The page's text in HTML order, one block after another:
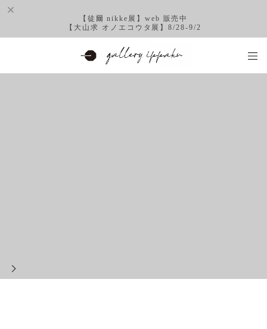
【徒爾 nikke展】web 販売中
【大山求 オノエコウタ展】8/28-9/2